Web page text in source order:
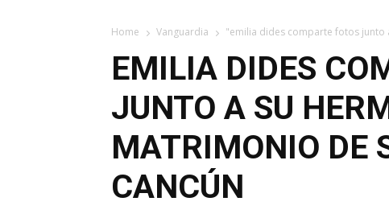
Home Vanguardia "emilia dides comparte fotos junto
EMILIA DIDES
JUNTO A SU
MATRIMONIO DE
CANCÚN